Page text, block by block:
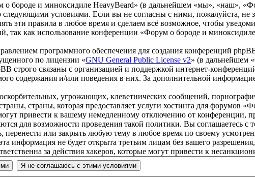
бороде и миноксидиле HeavyBeard» (в дальнейшем «мы», «наш»,
следующими условиями. Если вы не согласны с ними, пожалуйста,
эти правила в любое время и сделаем всё возможное, чтобы
так как использование конференции «Форум о бороде и
программного обеспечения для создания конференций
по лицензии «GNU General Public License v2» (в дальнейшем
строго связаны с организацией и поддержкой интернет-
содержания и/или поведения в них. За дополнительной
угрожающих, клеветнических сообщений,
страны, которая предоставляет услуги хостинга для
привести к вашему немедленному отключению от конференции,
для возможности проведения такой политики. Вы
перенести или закрыть любую тему в любое время по своему
информация не будет открыта третьим лицам без вашего
за действия хакеров, которые могут привести к